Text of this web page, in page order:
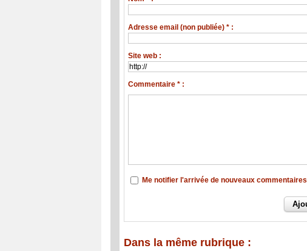
Adresse email (non publiée) * :
Site web :
Commentaire * :
Me notifier l'arrivée de nouveaux commentaires
Dans la même rubrique :